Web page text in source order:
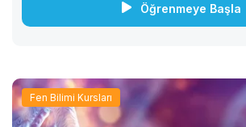
Öğrenmeye Başla
Fen Bilimi Kursları